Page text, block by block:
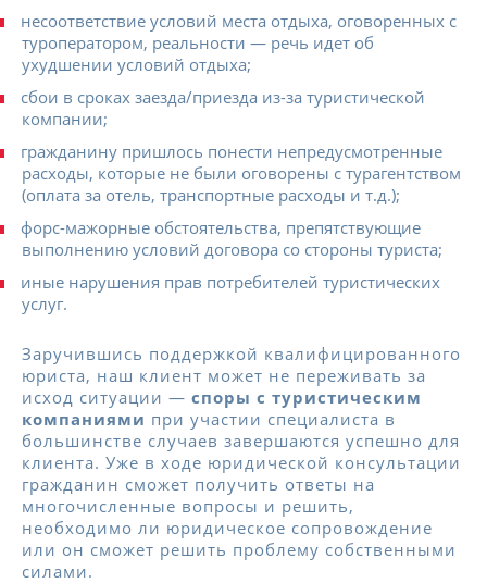
несоответствие условий места отдыха, оговоренных с
туроператором, реальности — речь идет об
ухудшении условий отдыха;
сбои в сроках заезда/приезда из-за туристической
компании;
гражданину пришлось понести непредусмотренные
расходы, которые не были оговорены с турагентством
(оплата за отель, транспортные расходы и т.д.);
форс-мажорные обстоятельства, препятствующие
выполнению условий договора со стороны туриста;
иные нарушения прав потребителей туристических
услуг.
Заручившись поддержкой квалифицированного
юриста, наш клиент может не переживать за
исход ситуации — споры с туристическим
компаниями при участии специалиста в
большинстве случаев завершаются успешно для
клиента. Уже в ходе юридической консультации
гражданин сможет получить ответы на
многочисленные вопросы и решить,
необходимо ли юридическое сопровождение
или он сможет решить проблему собственными
силами.